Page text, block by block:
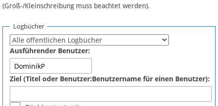
Fördermitglied werden
Fehler melden
(Groß-/Kleinschreibung muss beachtet werden).
Logbücher
Ausführender Benutzer:
Ziel (Titel oder Benutzer:Benutzername für einen Benutzer):